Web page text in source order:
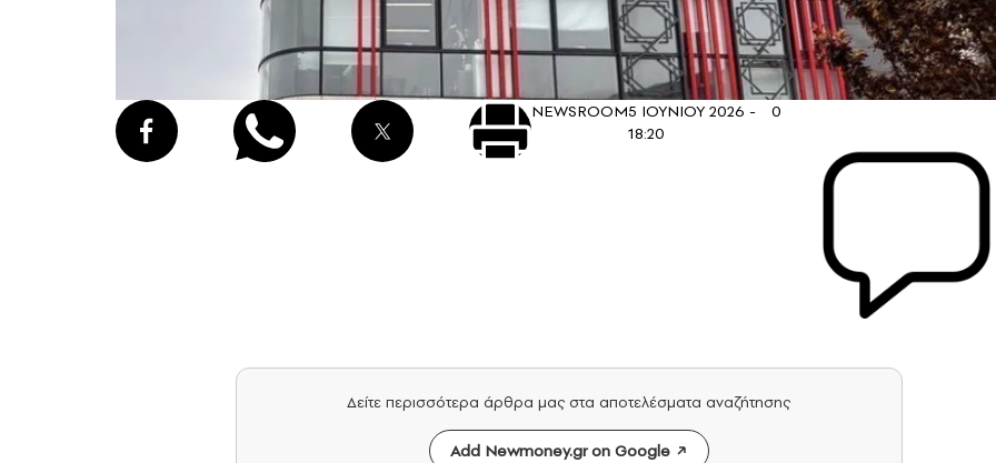
NEWSROOM5 ΙΟΥΝΙΟΥ 2026 -
18:20
0
Δείτε περισσότερα άρθρα μας στα αποτελέσματα αναζήτησης
Add Newmoney.gr on Google